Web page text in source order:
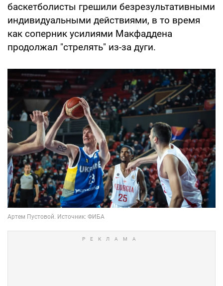
баскетболисты грешили безрезультативными
индивидуальными действиями, в то время
как соперник усилиями Макфаддена
продолжал "стрелять" из-за дуги.